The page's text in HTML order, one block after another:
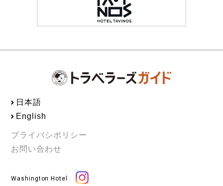
日本語
English
プライバシポリシー
お問い合わせ
Washington Hotel